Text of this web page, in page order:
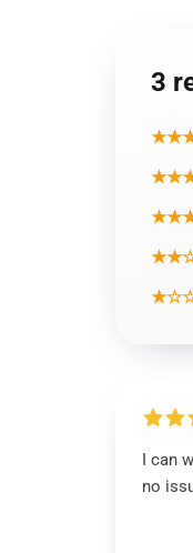
3
I can
no